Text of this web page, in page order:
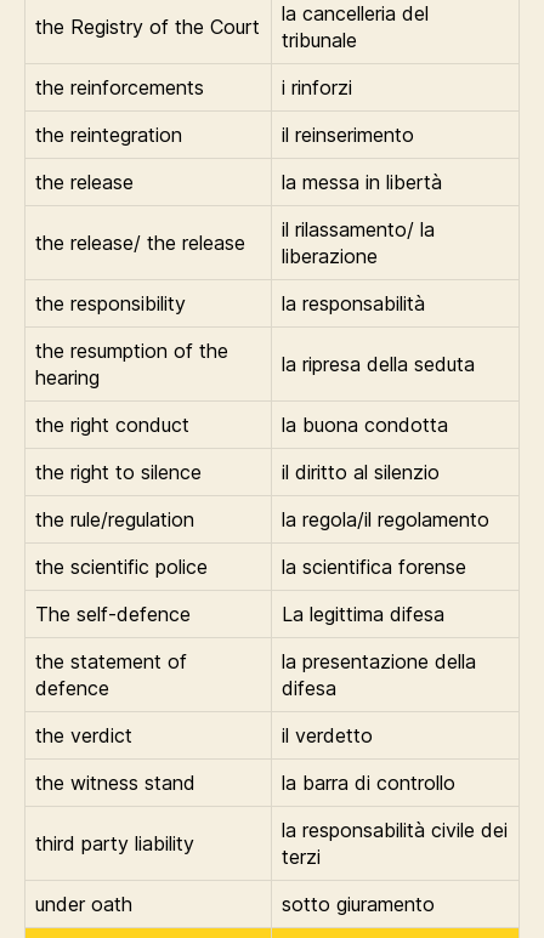
the Registry of the Court
la cancelleria del
tribunale
the reinforcements
i rinforzi
the reintegration
il reinserimento
the release
la messa in libertà
the release/ the release
il rilassamento/ la
liberazione
the responsibility
la responsabilità
the resumption of the
hearing
la ripresa della seduta
the right conduct
la buona condotta
the right to silence
il diritto al silenzio
the rule/regulation
la regola/il regolamento
the scientific police
la scientifica forense
The self-defence
La legittima difesa
the statement of
defence
la presentazione della
difesa
the verdict
il verdetto
the witness stand
la barra di controllo
third party liability
la responsabilità civile dei
terzi
under oath
sotto giuramento